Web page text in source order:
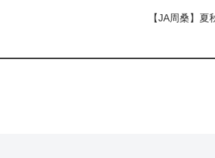
【JA周桑】夏